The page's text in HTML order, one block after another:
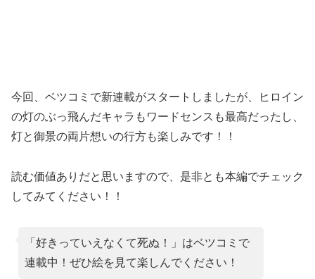
今回、ベツコミで新連載がスタートしましたが、ヒロイン
の灯のぶっ飛んだキャラもワードセンスも最高だったし、
灯と御景の両片想いの行方も楽しみです！！
読む価値ありだと思いますので、是非とも本編でチェック
してみてください！！
「好きっていえなくて死ぬ！」はベツコミで
連載中！ぜひ絵を見て楽しんでください！